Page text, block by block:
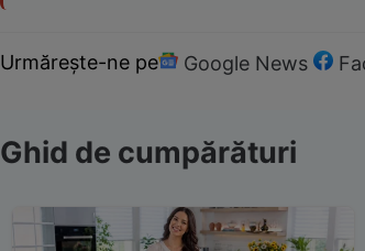
Urmărește-ne pe Google News
Ghid de cumpărături